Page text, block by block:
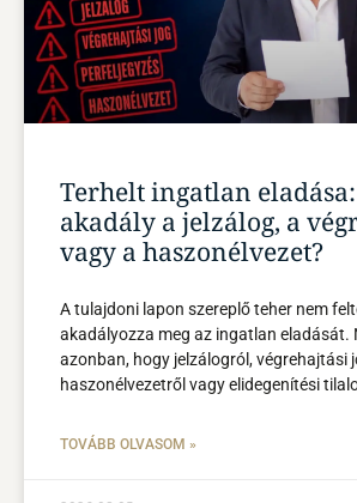
Terhelt ingatlan
akadály a jelzálog, a
vagy a haszonélvezet?
A tulajdoni lapon szereplő teher nem
akadályozza meg az ingatlan eladását.
azonban, hogy jelzálogról, végrehajtási
haszonélvezetről vagy elidegenítési
TOVÁBB OLVASOM »